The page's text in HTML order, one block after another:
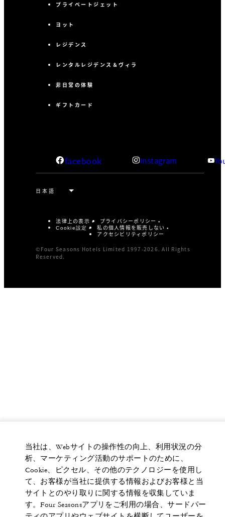
プライベートジェット
ヨット
レジデンス
レンタルレジデンス＆ヴィラ
非日常の体験
ギフトカード
facebook Instagram
法律上の表示 プライバシーポリシー
Cookie設定
私の個人情報を販売しない
アクセシビリティポリシー
©Four Seasons Hotels Limited 1997-2026. All Rights
Reserved.
当社は、Webサイトの操作性の向上、利用状況の分
析、マーケティング活動のサポートのために、
Cookie、ピクセル、その他のテクノロジーを使用し
て、お客様が当社に提供する情報およびお客様と当
サイトとのやり取りに関する情報を収集していま
す。Four Seasonsアプリをご利用の場合、サードパー